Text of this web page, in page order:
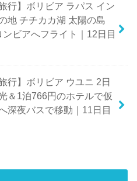
行】ボリビア ラパス イン
地 チチカカ湖 太陽の島
ビアへフライト｜12日目
行】ボリビア ウユニ 2日
＆1泊766円のホテルで仮
深夜バスで移動｜11日目